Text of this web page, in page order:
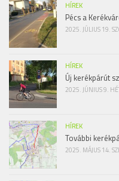
HÍREK
Pécs a
2025. JÚLIUS 19.
HÍREK
Új kerékpárút
2025. JÚNIUS 9.
HÍREK
További
2025. MÁJUS 14.